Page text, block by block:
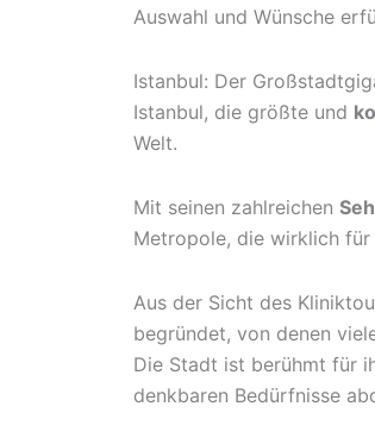
Auswahl und Wünsche
Istanbul: Der
Istanbul, die größte und
Welt.
Mit seinen zahlreichen
Metropole, die wirklich
Aus der Sicht des
begründet, von denen
Die Stadt ist berühmt für
denkbaren Bedürfnisse